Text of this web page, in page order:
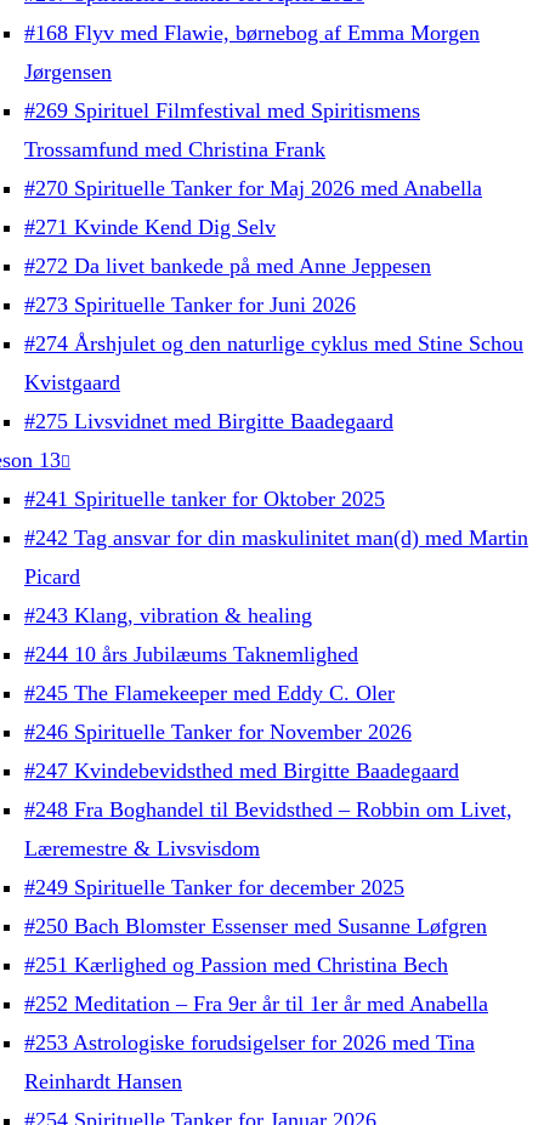
#168 Flyv med Flawie, børnebog af Emma Morgen
Jørgensen
#269 Spirituel Filmfestival med Spiritismens
Trossamfund med Christina Frank
#270 Spirituelle Tanker for Maj 2026 med Anabella
#271 Kvinde Kend Dig Selv
#272 Da livet bankede på med Anne Jeppesen
#273 Spirituelle Tanker for Juni 2026
#274 Årshjulet og den naturlige cyklus med Stine Schou
Kvistgaard
#275 Livsvidnet med Birgitte Baadegaard
13
#241 Spirituelle tanker for Oktober 2025
#242 Tag ansvar for din maskulinitet man(d) med Martin
Picard
#243 Klang, vibration & healing
#244 10 års Jubilæums Taknemlighed
#245 The Flamekeeper med Eddy C. Oler
#246 Spirituelle Tanker for November 2026
#247 Kvindebevidsthed med Birgitte Baadegaard
#248 Fra Boghandel til Bevidsthed – Robbin om Livet,
Læremestre & Livsvisdom
#249 Spirituelle Tanker for december 2025
#250 Bach Blomster Essenser med Susanne Løfgren
#251 Kærlighed og Passion med Christina Bech
#252 Meditation – Fra 9er år til 1er år med Anabella
#253 Astrologiske forudsigelser for 2026 med Tina
Reinhardt Hansen
#254 Spirituelle Tanker for Januar 2026